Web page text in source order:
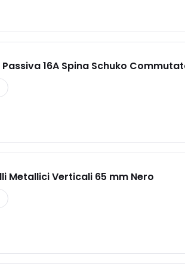
16A Spina Schuko
Metallici Verticali 65 mm Nero